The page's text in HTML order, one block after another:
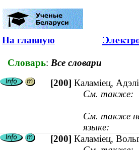
На главную
Словарь: Все словари
[200] Каламіец,
См. также:
См. также
языке:
[200] Каламіец,